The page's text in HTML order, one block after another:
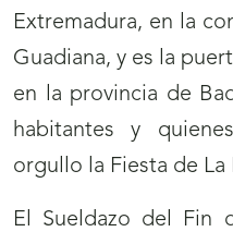
Extremadura, en la
Guadiana, y es la
en la provincia de
habitantes y
orgullo la Fiesta de La
El Sueldazo del Fin